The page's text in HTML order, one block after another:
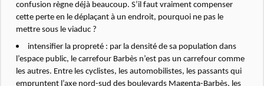
confusion règne déjà beaucoup. S’il faut vraiment compenser
cette perte en le déplaçant à un endroit, pourquoi ne pas le
mettre sous le viaduc ?
intensifier la propreté : par la densité de sa population dans
l’espace public, le carrefour Barbès n’est pas un carrefour comme
les autres. Entre les cyclistes, les automobilistes, les passants qui
empruntent l’axe nord-sud des boulevards Magenta-Barbès, les